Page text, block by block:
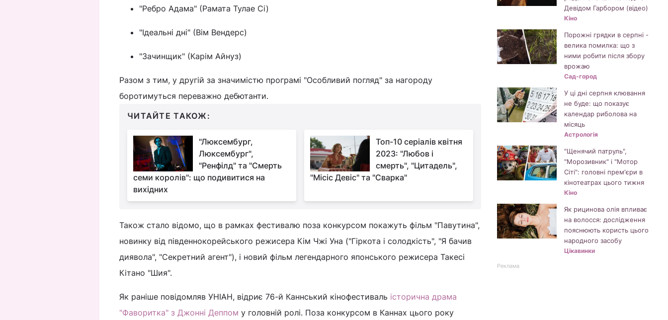
"Ребро Адама" (Рамата Тулае Сі)
"Ідеальні дні" (Вім Вендерс)
"Зачинщик" (Карім Айнуз)
Разом з тим, у другій за значимістю програмі "Особливий погляд" за нагороду
боротимуться переважно дебютанти.
ЧИТАЙТЕ ТАКОЖ:
"Люксембург,
Люксембург",
"Ренфілд" та "Смерть
семи королів": що подивитися на
вихідних
Топ-10 серіалів квітня
2023: "Любов і
смерть", "Цитадель",
"Місіс Девіс" та "Сварка"
Також стало відомо, що в рамках фестивалю поза конкурсом покажуть фільм "Павутина",
новинку від південнокорейського режисера Кім Чжі Уна ("Гіркота і солодкість", "Я бачив
диявола", "Секретний агент"), і новий фільм легендарного японського режисера Такесі
Кітано "Шия".
Як раніше повідомляв УНІАН, відриє 76-й Каннський кінофестиваль історична драма
"Фаворитка" з Джонні Деппом у головній ролі. Поза конкурсом в Каннах цього року
Девідом Гарбором (відео)
Кіно
Порожні грядки в серпні -
велика помилка: що з
ними робити після збору
врожаю
Сад-город
У ці дні серпня клювання
не буде: що показує
календар риболова на
місяць
Астрологія
"Щенячий патруль",
"Морозивник" і "Мотор
Сіті": головні прем'єри в
кінотеатрах цього тижня
Кіно
Як рицинова олія впливає
на волосся: дослідження
пояснюють користь цього
народного засобу
Цікавинки
Реклама